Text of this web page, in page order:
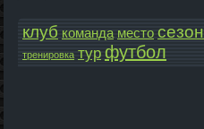
клуб команда­ место сезон
тренировка тур футбол